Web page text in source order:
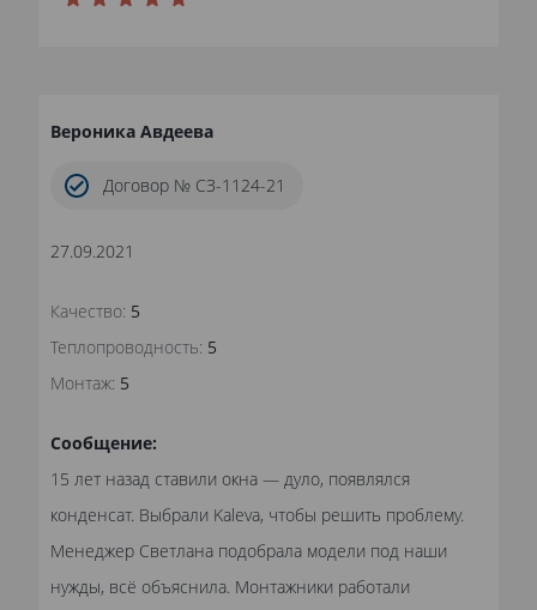
Вероника Авдеева
Договор № СЗ-1124-21
27.09.2021
Качество: 5
Теплопроводность: 5
Монтаж: 5
Сообщение:
15 лет назад ставили окна — дуло, появлялся
конденсат. Выбрали Kaleva, чтобы решить проблему.
Менеджер Светлана подобрала модели под наши
нужды, всё объяснила. Монтажники работали